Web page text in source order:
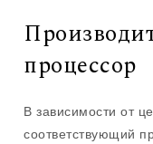
процессор
В зависимости от
соответствующий